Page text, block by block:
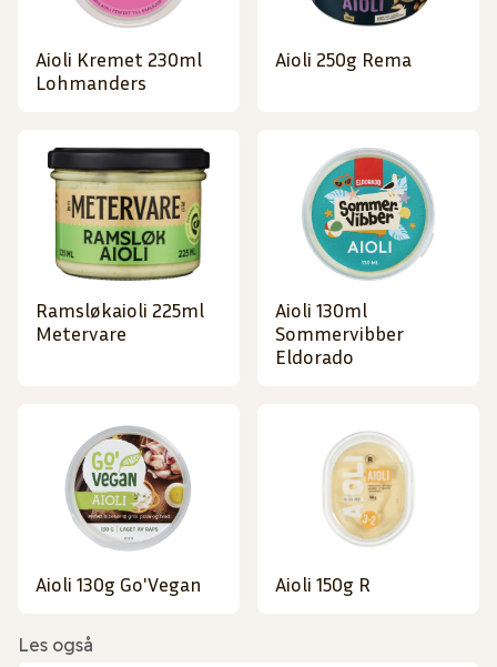
Aioli Kremet 230ml
Lohmanders
Aioli 250g Rema
Ramsløkaioli 225ml
Metervare
Aioli 130ml
Sommervibber
Eldorado
Aioli 130g Go'Vegan Aioli 150g R
Les også